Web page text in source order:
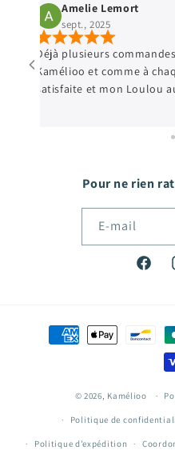
Amelie Lemort
sept., 2025
Déjà plusieurs
Kamélioo et comme à
satisfaite et mon Loulou
vite! Hâte de passer ma
Pour ne rien
E-mail
Moyens
© 2026, Kamélioo
Politique de
Politique d’expédition